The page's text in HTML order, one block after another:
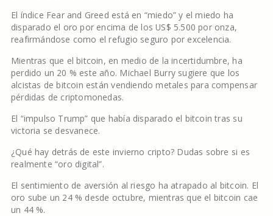
El índice Fear and Greed está en “miedo” y el miedo ha
disparado el oro por encima de los US$ 5.500 por onza,
reafirmándose como el refugio seguro por excelencia.
Mientras que el bitcoin, en medio de la incertidumbre, ha
perdido un 20 % este año. Michael Burry sugiere que los
alcistas de bitcoin están vendiendo metales para compensar
pérdidas de criptomonedas.
El “impulso Trump” que había disparado el bitcoin tras su
victoria se desvanece.
¿Qué hay detrás de este invierno cripto? Dudas sobre si es
realmente “oro digital”.
El sentimiento de aversión al riesgo ha atrapado al bitcoin. El
oro sube un 24 % desde octubre, mientras que el bitcoin cae
un 44 %.